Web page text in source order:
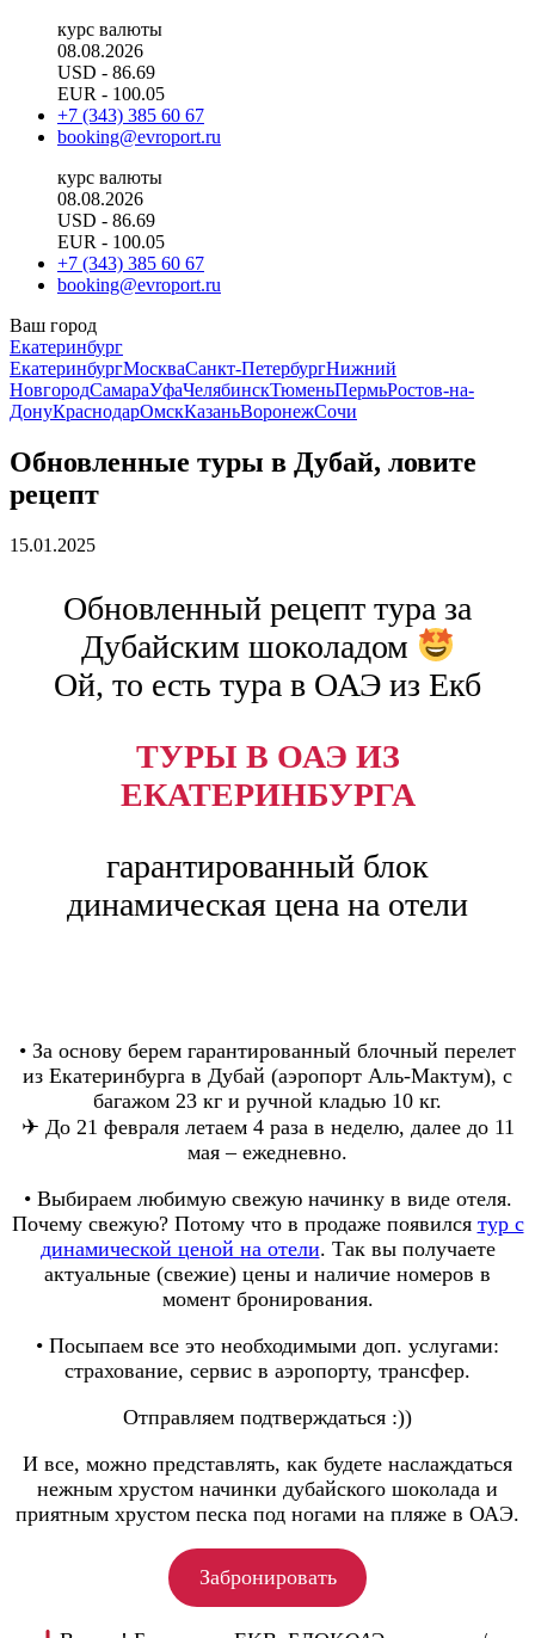
курс валюты
08.08.2026
USD - 86.69
EUR - 100.05
+7 (343) 385 60 67
booking@evroport.ru
курс валюты
08.08.2026
USD - 86.69
EUR - 100.05
+7 (343) 385 60 67
booking@evroport.ru
Ваш город
Екатеринбург
ЕкатеринбургМоскваСанкт-ПетербургНижний
НовгородСамараУфаЧелябинскТюменьПермьРостов-на-
ДонуКраснодарОмскКазаньВоронежСочи
Обновленные туры в Дубай, ловите
рецепт
15.01.2025
Обновленный рецепт тура за
Дубайским шоколадом
Ой, то есть тура в ОАЭ из Екб
ТУРЫ В ОАЭ ИЗ
ЕКАТЕРИНБУРГА
гарантированный блок
динамическая цена на отели
• За основу берем гарантированный блочный перелет
из Екатеринбурга в Дубай (аэропорт Аль-Мактум), с
багажом 23 кг и ручной кладью 10 кг.
✈ До 21 февраля летаем 4 раза в неделю, далее до 11
мая – ежедневно.
• Выбираем любимую свежую начинку в виде отеля.
Почему свежую? Потому что в продаже появился тур с
динамической ценой на отели. Так вы получаете
актуальные (свежие) цены и наличие номеров в
момент бронирования.
• Посыпаем все это необходимыми доп. услугами:
страхование, сервис в аэропорту, трансфер.
Отправляем подтверждаться :))
И все, можно представлять, как будете наслаждаться
нежным хрустом начинки дубайского шоколада и
приятным хрустом песка под ногами на пляже в ОАЭ.
Забронировать